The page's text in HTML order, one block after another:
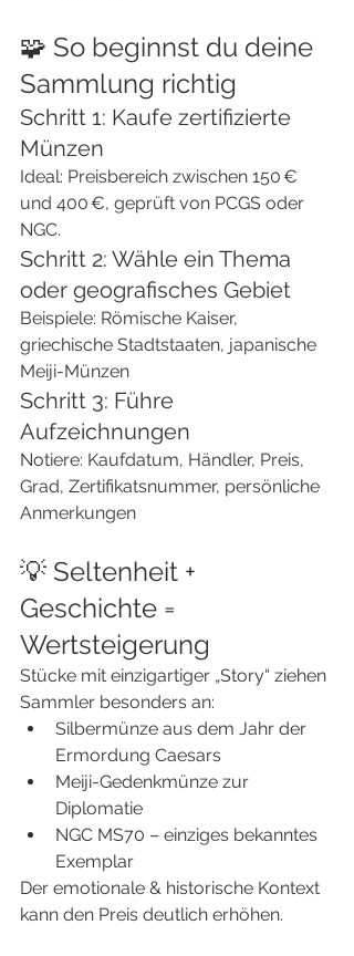
🧩 So beginnst du deine
Sammlung richtig
Schritt 1: Kaufe zertifizierte
Münzen
Ideal: Preisbereich zwischen 150 €
und 400 €, geprüft von PCGS oder
NGC.
Schritt 2: Wähle ein Thema
oder geografisches Gebiet
Beispiele: Römische Kaiser,
griechische Stadtstaaten, japanische
Meiji-Münzen
Schritt 3: Führe
Aufzeichnungen
Notiere: Kaufdatum, Händler, Preis,
Grad, Zertifikatsnummer, persönliche
Anmerkungen
💡 Seltenheit +
Geschichte =
Wertsteigerung
Stücke mit einzigartiger „Story“ ziehen
Sammler besonders an:
Silbermünze aus dem Jahr der
Ermordung Caesars
Meiji-Gedenkmünze zur
Diplomatie
NGC MS70 – einziges bekanntes
Exemplar
Der emotionale & historische Kontext
kann den Preis deutlich erhöhen.